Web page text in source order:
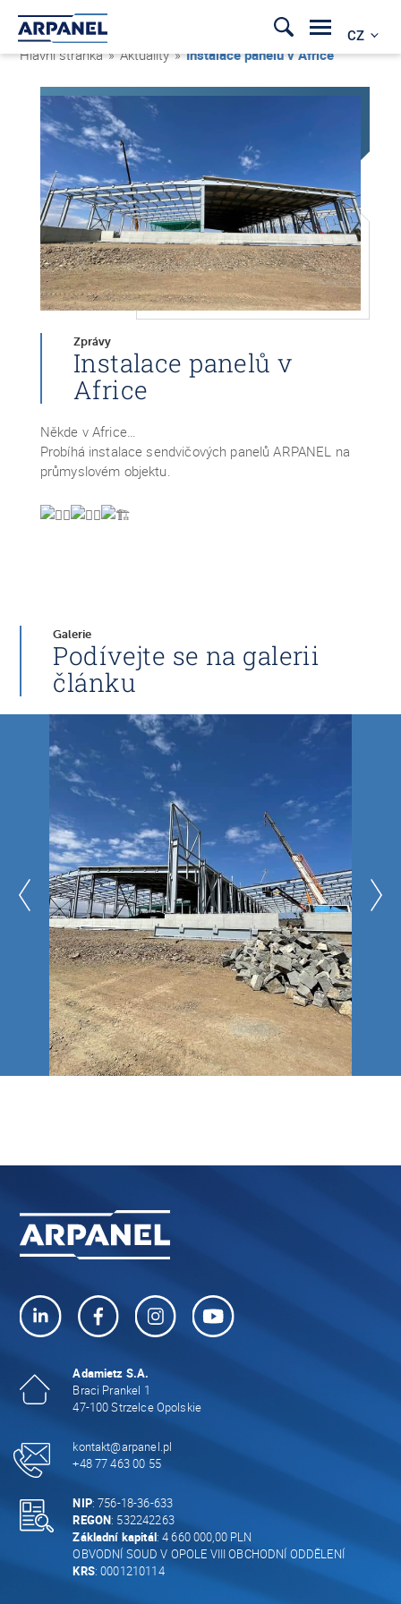
CZ
Hlavní stránka » Aktuality »Instalace panelů v Africe
Zprávy
Instalace panelů v
Africe
Někde v Africe…
Probíhá instalace sendvičových panelů ARPANEL na
průmyslovém objektu.
Galerie
Podívejte se na galerii
článku
Adamietz S.A.
Braci Prankel 1
47-100 Strzelce Opolskie
kontakt@arpanel.pl
+48 77 463 00 55
NIP: 756-18-36-633
REGON: 532242263
Základní kapitál: 4 660 000,00 PLN
OBVODNÍ SOUD V OPOLE VIII OBCHODNÍ ODDĚLENÍ
KRS: 0001210114